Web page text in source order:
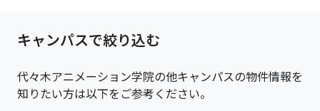
（東京、池袋）
https://www.tokyo-stage.co.jp/
マンションなら栄養バランスの整った安全でおいしい食
代々木アニメーション学院（東京校 水道橋校舎１号
館）への通学が便利な物件には、「オートロック付」の
キャンパスで絞り込む
代々木アニメーション学院の他キャンパスの物件情報を
知りたい方は以下をご参考ください。